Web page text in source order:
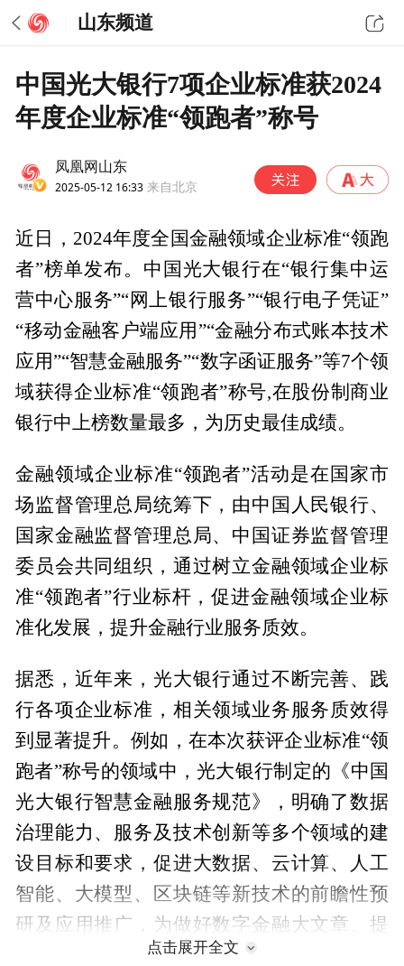
山东频道
中国光大银行7项企业标准获2024
年度企业标准“领跑者”称号
凤凰网山东
2025-05-12 16:33 来自北京
近日，2024年度全国金融领域企业标准“领跑
者”榜单发布。中国光大银行在“银行集中运
营中心服务”“网上银行服务”“银行电子凭证”
“移动金融客户端应用”“金融分布式账本技术
应用”“智慧金融服务”“数字函证服务”等7个领
域获得企业标准“领跑者”称号,在股份制商业
银行中上榜数量最多，为历史最佳成绩。
金融领域企业标准“领跑者”活动是在国家市
场监督管理总局统筹下，由中国人民银行、
国家金融监督管理总局、中国证券监督管理
委员会共同组织，通过树立金融领域企业标
准“领跑者”行业标杆，促进金融领域企业标
准化发展，提升金融行业服务质效。
据悉，近年来，光大银行通过不断完善、践
行各项企业标准，相关领域业务服务质效得
到显著提升。例如，在本次获评企业标准“领
跑者”称号的领域中，光大银行制定的《中国
光大银行智慧金融服务规范》，明确了数据
治理能力、服务及技术创新等多个领域的建
设目标和要求，促进大数据、云计算、人工
智能、大模型、区块链等新技术的前瞻性预
研及应用推广，为做好数字金融大文章、提
升金融服务效能奠定坚实基础；《中国光大
点击展开全文